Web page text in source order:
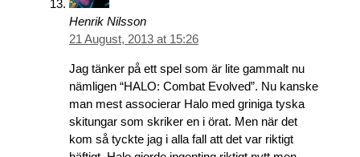
Henrik Nilsson
21 August, 2013 at 15:26
Jag tänker på ett spel som är lite gammalt nu
nämligen “HALO: Combat Evolved”. Nu kanske
man mest associerar Halo med griniga tyska
skitungar som skriker en i örat. Men när det
kom så tyckte jag i alla fall att det var riktigt